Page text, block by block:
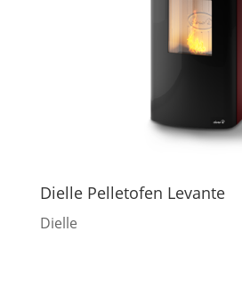
Dielle Pelletofen Levante
Dielle